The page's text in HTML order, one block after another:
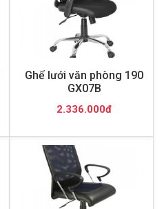
Ghế lưới văn phòng 190
GX07B
2.336.000đ